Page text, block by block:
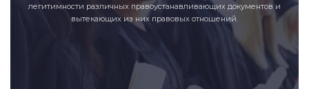
легитимности различных правоустанавливающих документов и
вытекающих из них правовых отношений.